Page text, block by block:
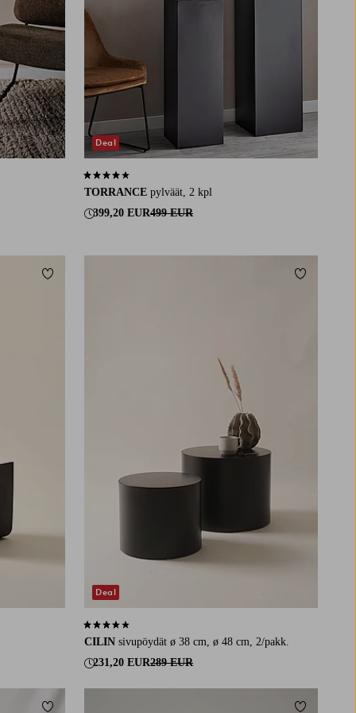
TORRANCE pylväät, 2 kpl
399,20 EUR499 EUR
4,1 perustuen 10 arvosanaan
Deal
Lisää suosikkeihin
CILIN sivupöydät ø 38 cm, ø 48 cm, 2/pakk.
231,20 EUR289 EUR
3,3 perustuen 4 arvosanaan
Deal
Lisää